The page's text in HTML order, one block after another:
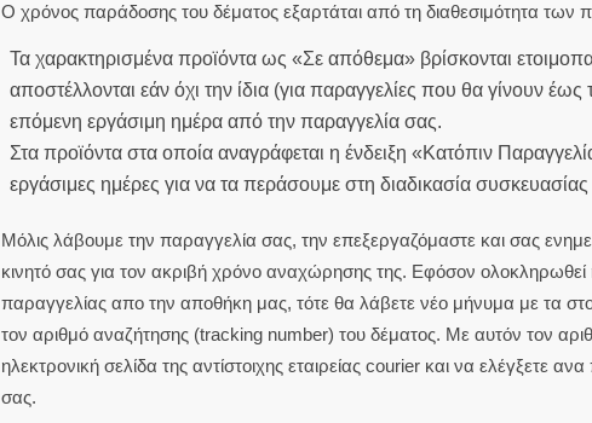
Ο χρόνος παράδοσης του δέματος εξαρτάται από τη διαθεσιμότητα των
Τα χαρακτηρισμένα προϊόντα ως «Σε απόθεμα» βρίσκονται
αποστέλλονται εάν όχι την ίδια (για παραγγελίες που θα γίνουν
επόμενη εργάσιμη ημέρα από την παραγγελία σας.
Στα προϊόντα στα οποία αναγράφεται η ένδειξη «Κατόπιν
εργάσιμες ημέρες για να τα περάσουμε στη διαδικασία
Μόλις λάβουμε την παραγγελία σας, την επεξεργαζόμαστε και σας
κινητό σας για τον ακριβή χρόνο αναχώρησης της. Εφόσον ολοκληρωθεί
παραγγελίας απο την αποθήκη μας, τότε θα λάβετε νέο μήνυμα με τα
τον αριθμό αναζήτησης (tracking number) του δέματος. Με αυτόν τον
ηλεκτρονική σελίδα της αντίστοιχης εταιρείας courier και να ελέγξετε
σας.